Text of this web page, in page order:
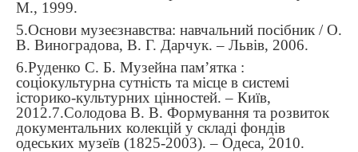
М., 1999.
5.Основи музеєзнавства: навчальний посібник / О.
В. Виноградова, В. Г. Дарчук. – Львів, 2006.
6.Руденко С. Б. Музейна пам’ятка :
соціокультурна сутність та місце в системі
історико-культурних цінностей. – Київ,
2012.7.Солодова В. В. Формування та розвиток
документальних колекцій у складі фондів
одеських музеїв (1825-2003). – Одеса, 2010.